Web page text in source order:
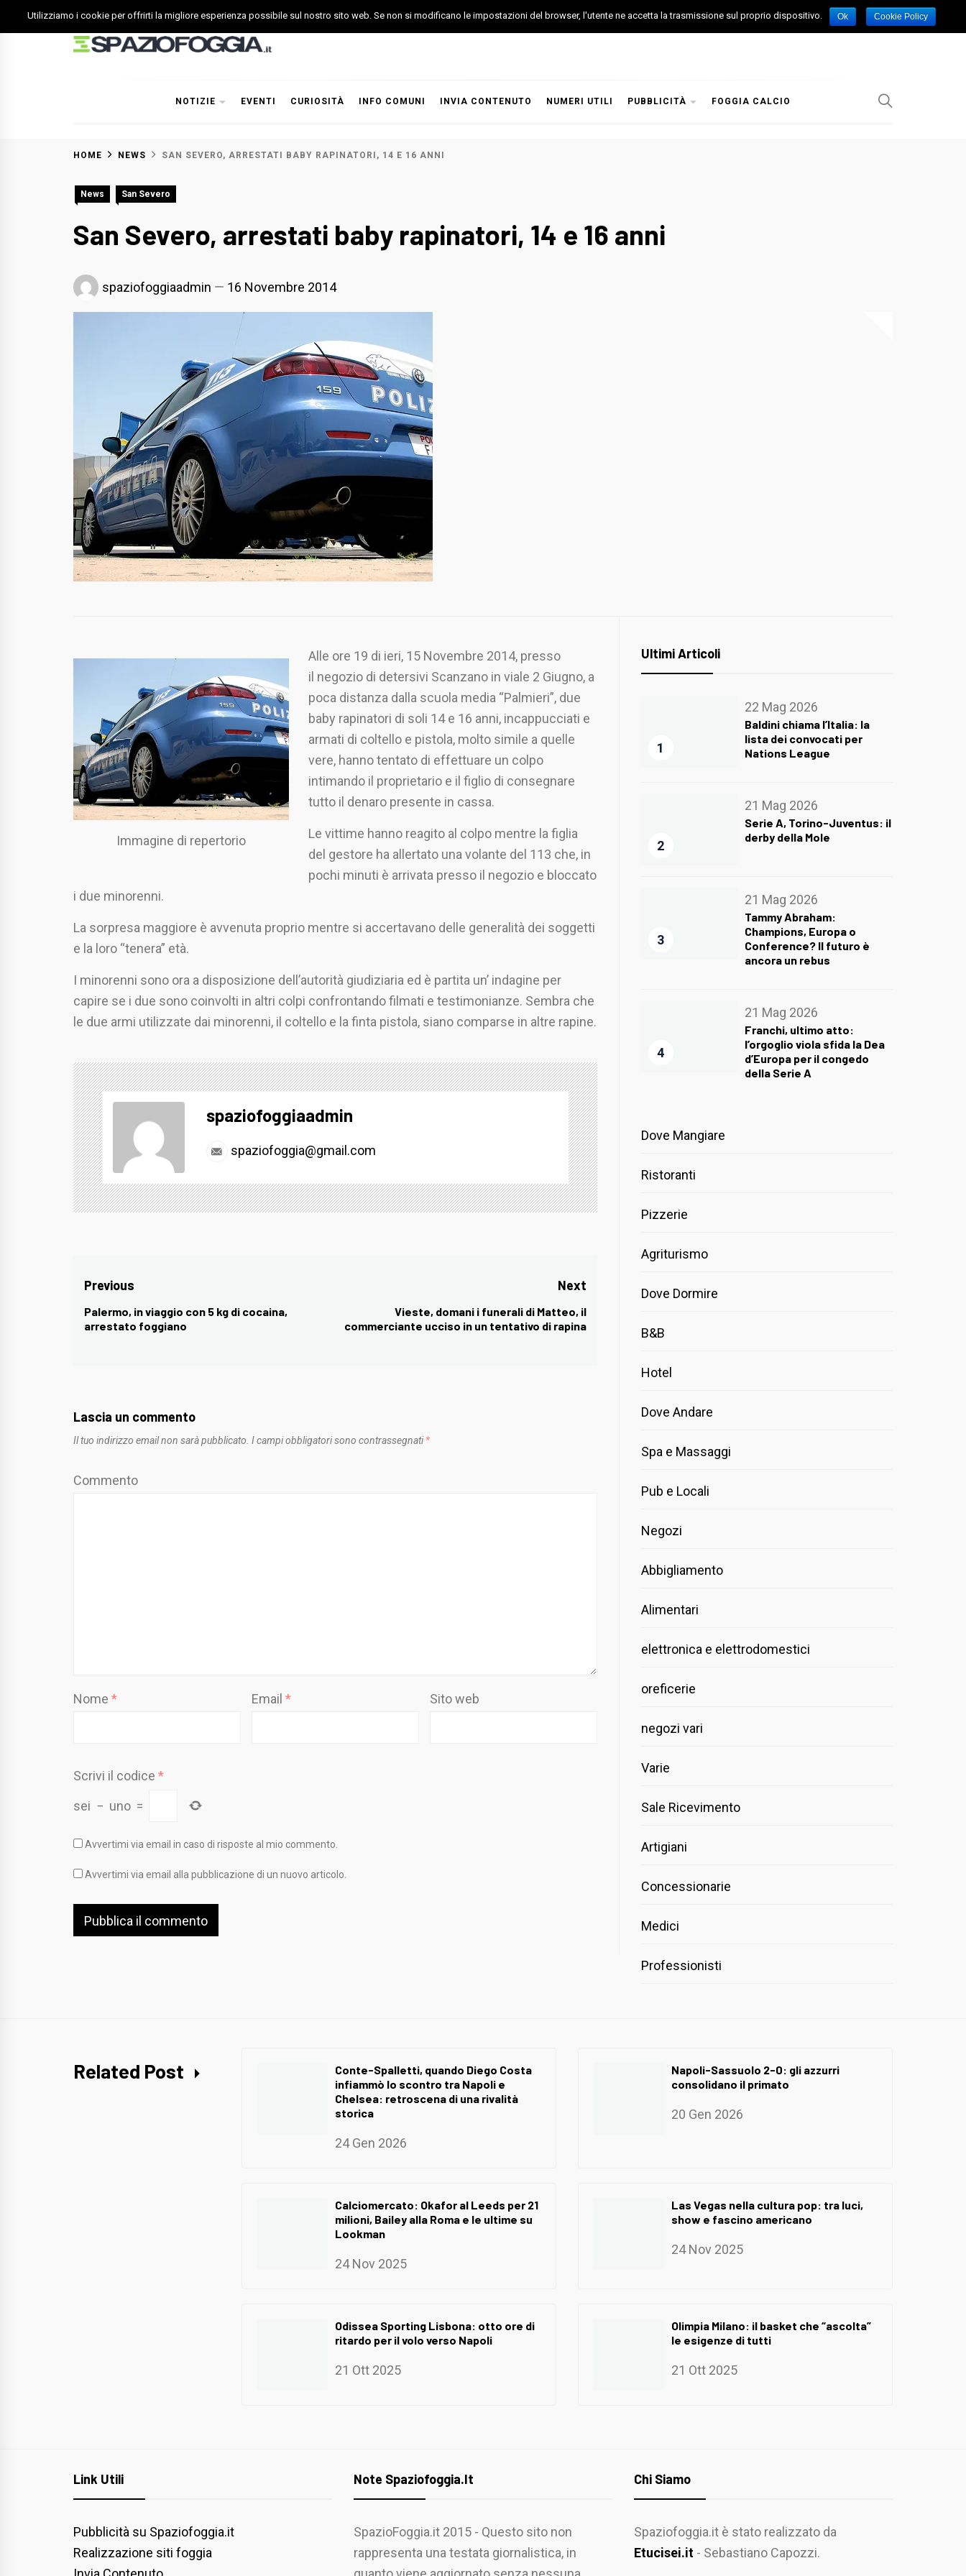
to
NOTIZIE EVENTI CURIOSITÀ INFO COMUNI INVIA CONTENUTO NUMERI UTILI PUBBLICITÀ FOGGIA CALCIO
HOME NEWS SAN SEVERO, ARRESTATI BABY RAPINATORI, 14 E 16 ANNI
News San Severo
San Severo, arrestati baby rapinatori, 14 e 16 anni
spaziofoggiaadmin 16 Novembre 2014
Immagine di repertorio
Alle ore 19 di ieri, 15 Novembre 2014, presso
il negozio di detersivi Scanzano in viale 2 Giugno, a
poca distanza dalla scuola media “Palmieri”, due
baby rapinatori di soli 14 e 16 anni, incappucciati e
armati di coltello e pistola, molto simile a quelle
vere, hanno tentato di effettuare un colpo
intimando il proprietario e il figlio di consegnare
tutto il denaro presente in cassa.
Le vittime hanno reagito al colpo mentre la figlia
del gestore ha allertato una volante del 113 che, in
pochi minuti è arrivata presso il negozio e bloccato
i due minorenni.
La sorpresa maggiore è avvenuta proprio mentre si accertavano delle generalità dei soggetti
e la loro “tenera” età.
I minorenni sono ora a disposizione dell’autorità giudiziaria ed è partita un’ indagine per
capire se i due sono coinvolti in altri colpi confrontando filmati e testimonianze. Sembra che
le due armi utilizzate dai minorenni, il coltello e la finta pistola, siano comparse in altre rapine.
spaziofoggiaadmin
spaziofoggia@gmail.com
Navigazione
articoli
Previous
Previous
post:
Palermo, in viaggio con 5 kg di cocaina,
arrestato foggiano
Next
Next
post:
Vieste, domani i funerali di Matteo, il
commerciante ucciso in un tentativo di rapina
Lascia un commento
Il tuo indirizzo email non sarà pubblicato. I campi obbligatori sono contrassegnati *
Commento
Nome * Email * Sito web
Scrivi il codice *
sei − uno =
Avvertimi via email in caso di risposte al mio commento.
Avvertimi via email alla pubblicazione di un nuovo articolo.
Ultimi Articoli
1
22 Mag 2026
Baldini chiama l’Italia: la
lista dei convocati per
Nations League
2
21 Mag 2026
Serie A, Torino-Juventus: il
derby della Mole
3
21 Mag 2026
Tammy Abraham:
Champions, Europa o
Conference? Il futuro è
ancora un rebus
4
21 Mag 2026
Franchi, ultimo atto:
l’orgoglio viola sfida la Dea
d’Europa per il congedo
della Serie A
Dove Mangiare
Ristoranti
Pizzerie
Agriturismo
Dove Dormire
B&B
Hotel
Dove Andare
Spa e Massaggi
Pub e Locali
Negozi
Abbigliamento
Alimentari
elettronica e elettrodomestici
oreficerie
negozi vari
Varie
Sale Ricevimento
Artigiani
Concessionarie
Medici
Professionisti
Related Post
Conte-Spalletti, quando Diego Costa
infiammò lo scontro tra Napoli e
Chelsea: retroscena di una rivalità
storica
24 Gen 2026
Napoli-Sassuolo 2-0: gli azzurri
consolidano il primato
20 Gen 2026
Calciomercato: Okafor al Leeds per 21
milioni, Bailey alla Roma e le ultime su
Lookman
24 Nov 2025
Las Vegas nella cultura pop: tra luci,
show e fascino americano
24 Nov 2025
Odissea Sporting Lisbona: otto ore di
ritardo per il volo verso Napoli
21 Ott 2025
Olimpia Milano: il basket che “ascolta”
le esigenze di tutti
21 Ott 2025
Link Utili
Pubblicità su Spaziofoggia.it
Realizzazione siti foggia
Note Spaziofoggia.it
SpazioFoggia.it 2015 - Questo sito non
rappresenta una testata giornalistica, in
Chi Siamo
Spaziofoggia.it è stato realizzato da
Etucisei.it - Sebastiano Capozzi.
Utilizziamo i cookie per offrirti la migliore esperienza possibile sul nostro sito web. Se non si modificano le impostazioni del browser, l'utente ne accetta la trasmissione sul proprio dispositivo. Ok Cookie Policy